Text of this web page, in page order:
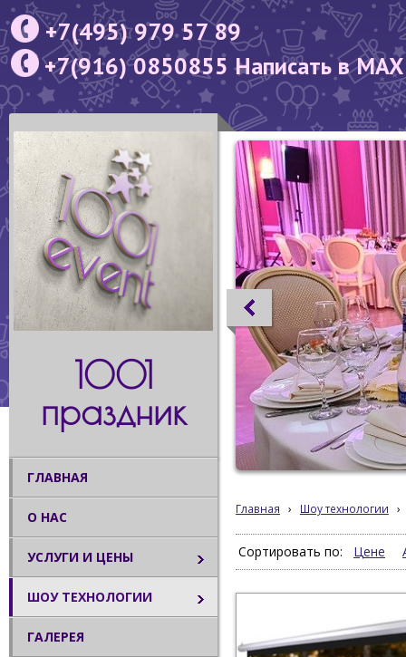
+7(495) 979 57 89
+7(916) 0850855 Написать в MAX
1001
праздник
ГЛАВНАЯ
О НАС
УСЛУГИ И ЦЕНЫ
ШОУ ТЕХНОЛОГИИ
ГАЛЕРЕЯ
Главная › Шоу технологии ›
Сортировать по: Цене